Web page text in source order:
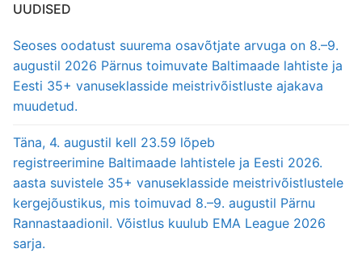
UUDISED
Seoses oodatust suurema osavõtjate arvuga on 8.–9.
augustil 2026 Pärnus toimuvate Baltimaade lahtiste ja
Eesti 35+ vanuseklasside meistrivõistluste ajakava
muudetud.
Täna, 4. augustil kell 23.59 lõpeb
registreerimine Baltimaade lahtistele ja Eesti 2026.
aasta suvistele 35+ vanuseklasside meistrivõistlustele
kergejõustikus, mis toimuvad 8.–9. augustil Pärnu
Rannastaadionil. Võistlus kuulub EMA League 2026
sarja.